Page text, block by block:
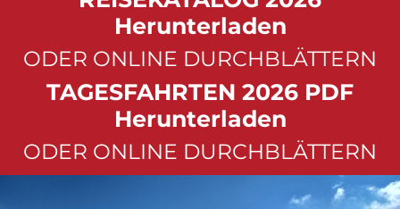
Herunterladen
ODER ONLINE DURCHBLÄTTERN
TAGESFAHRTEN 2026 PDF
Herunterladen
ODER ONLINE DURCHBLÄTTERN